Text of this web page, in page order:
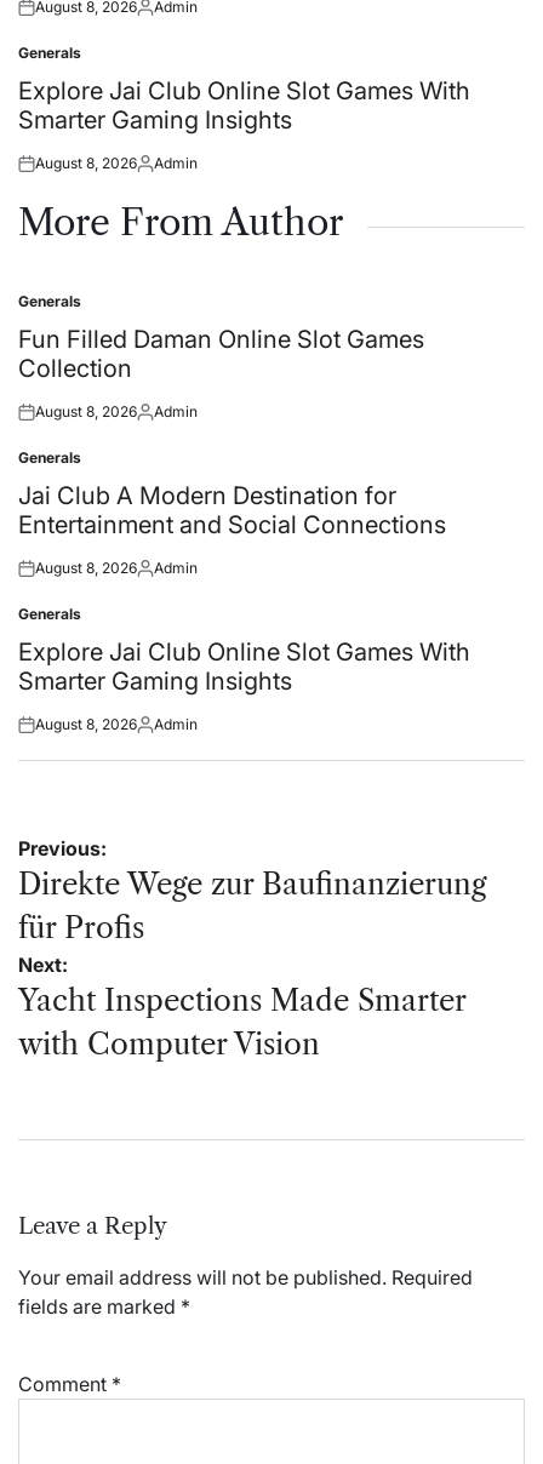
Posted
August 8, 2026Posted
Admin
Posted
in
Generals
Explore Jai Club Online Slot Games With
Smarter Gaming Insights
Posted
August 8, 2026Posted
Admin
More From Author
Posted
in
Generals
Fun Filled Daman Online Slot Games
Collection
Posted
August 8, 2026Posted
Admin
Posted
in
Generals
Jai Club A Modern Destination for
Entertainment and Social Connections
Posted
August 8, 2026Posted
Admin
Posted
in
Generals
Explore Jai Club Online Slot Games With
Smarter Gaming Insights
Posted
August 8, 2026Posted
Admin
Post
navigation
Previous:
Direkte Wege zur Baufinanzierung
für Profis
Next:
Yacht Inspections Made Smarter
with Computer Vision
Leave a Reply
Your email address will not be published. Required
fields are marked *
Comment *